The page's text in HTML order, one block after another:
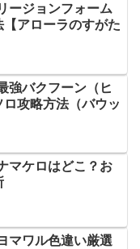
ージョンフォーム
アローラのすがた
強バクフーン（ヒ
攻略方法（バウッ
マケロはどこ？お
マワル色違い厳選